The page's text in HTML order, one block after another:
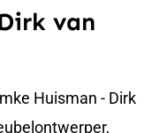
van
Huisman - Dirk